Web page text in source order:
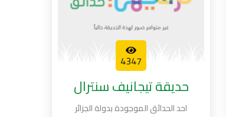
4347
حديقة تيجانيف سنترال
احد الحدائق الموجودة بدولة الجزائر